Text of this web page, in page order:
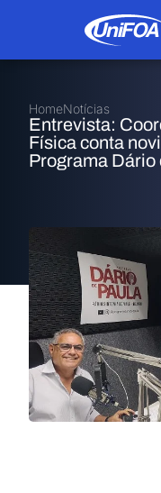
HomeNotícias
Entrevista:
Física conta
Programa Dário